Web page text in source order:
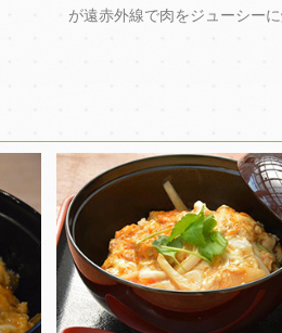
が遠赤外線で肉をジューシーに